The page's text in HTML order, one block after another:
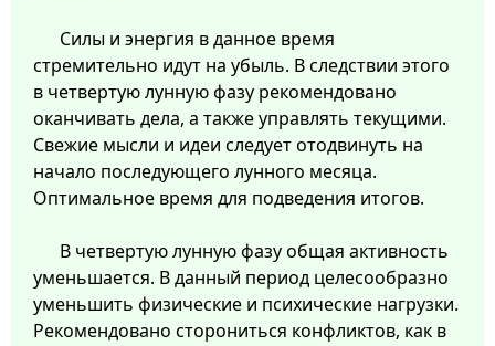
Силы и энергия в данное время
стремительно идут на убыль. В следствии этого
в четвертую лунную фазу рекомендовано
оканчивать дела, а также управлять текущими.
Свежие мысли и идеи следует отодвинуть на
начало последующего лунного месяца.
Оптимальное время для подведения итогов.
В четвертую лунную фазу общая активность
уменьшается. В данный период целесообразно
уменьшить физические и психические нагрузки.
Рекомендовано сторониться конфликтов, как в